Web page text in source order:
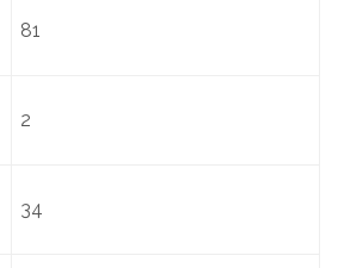
81
2
34